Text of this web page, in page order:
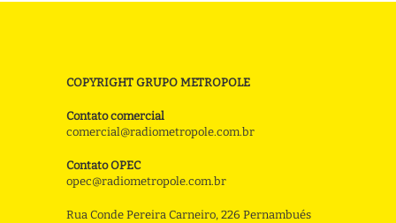
COPYRIGHT GRUPO METROPOLE
Contato comercial
comercial@radiometropole.com.br
Contato OPEC
opec@radiometropole.com.br
Rua Conde Pereira Carneiro, 226 Pernambués